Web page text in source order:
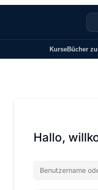
KurseBücher
Hallo,